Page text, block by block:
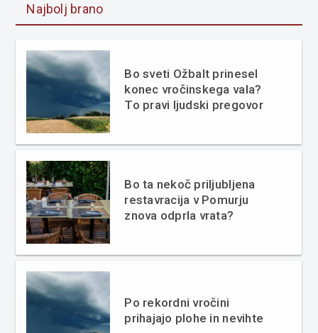
Najbolj brano
Bo sveti Ožbalt prinesel
konec vročinskega vala?
To pravi ljudski pregovor
Bo ta nekoč priljubljena
restavracija v Pomurju
znova odprla vrata?
Po rekordni vročini
prihajajo plohe in nevihte